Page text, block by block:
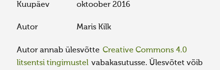
Kuupäev oktoober 2016
Autor Maris Kilk
Autor annab ülesvõtte Creative Commons 4.0
litsentsi tingimustel vabakasutusse. Ülesvõtet võib